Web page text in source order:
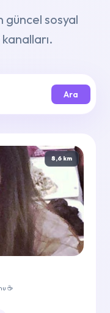
güncel sosyal
Ara
8,6 km
☕